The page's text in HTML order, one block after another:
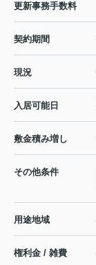
更新事務手数料
契約期間
現況
入居可能日
敷金積み増し
その他条件
用途地域
権利金 / 雑費